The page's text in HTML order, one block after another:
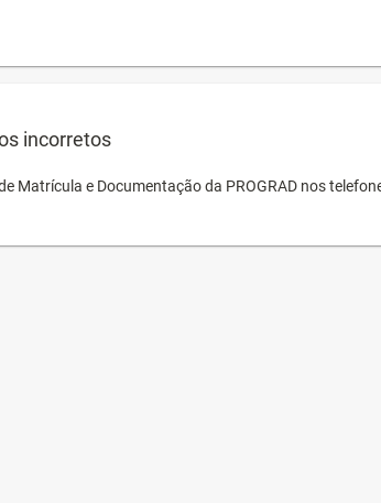
incorretos
Matrícula e Documentação da PROGRAD nos